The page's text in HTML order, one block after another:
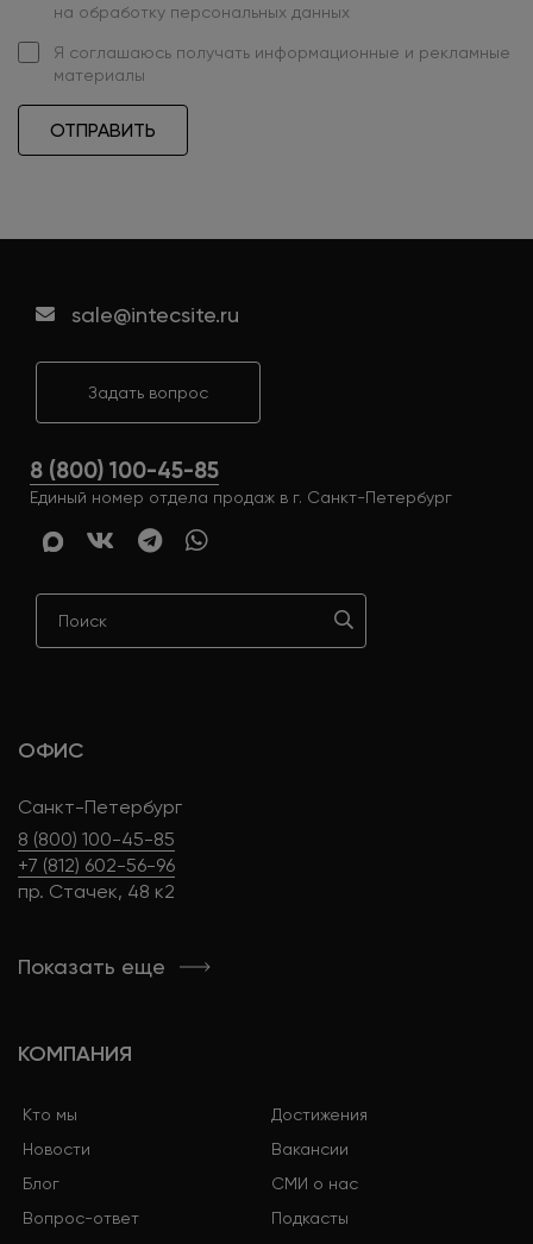
на обработку персональных данных
Я соглашаюсь получать информационные и рекламные
материалы
ОТПРАВИТЬ
sale@intecsite.ru
Задать вопрос
8 (800) 100-45-85
Единый номер отдела продаж в г. Санкт-Петербург
ОФИС
Санкт-Петербург
8 (800) 100-45-85
+7 (812) 602-56-96
пр. Стачек, 48 к2
Показать еще
КОМПАНИЯ
Кто мы
Достижения
Новости
Вакансии
Блог
СМИ о нас
Вопрос-ответ
Подкасты